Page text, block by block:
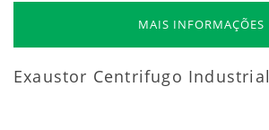
MAIS INFORMAÇÕES
Exaustor Centrifugo Industrial